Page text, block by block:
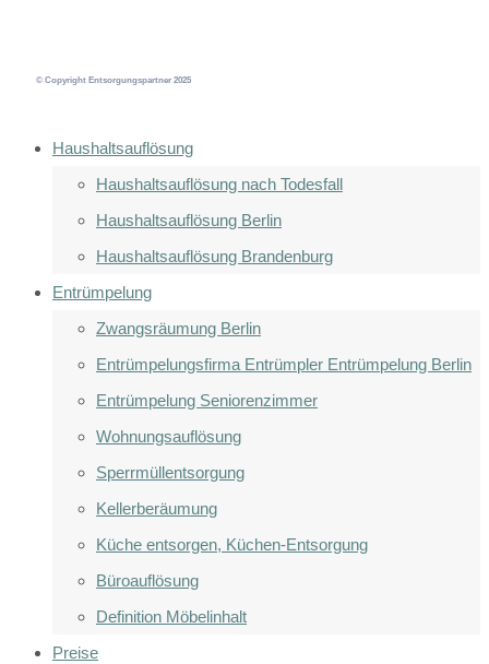
© Copyright Entsorgungspartner 2025
Haushaltsauflösung
Haushaltsauflösung nach Todesfall
Haushaltsauflösung Berlin
Haushaltsauflösung Brandenburg
Entrümpelung
Zwangsräumung Berlin
Entrümpelungsfirma Entrümpler Entrümpelung Berlin
Entrümpelung Seniorenzimmer
Wohnungsauflösung
Sperrmüllentsorgung
Kellerberäumung
Küche entsorgen, Küchen-Entsorgung
Büroauflösung
Definition Möbelinhalt
Preise